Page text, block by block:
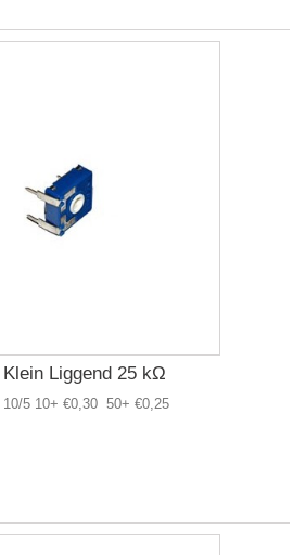
Liggend 25 kΩ
10/5 10+ €0,30 50+ €0,25